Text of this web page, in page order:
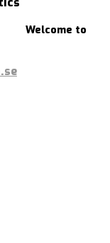
Welcome to